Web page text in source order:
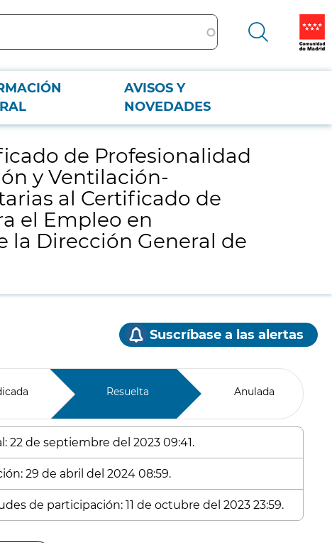
AVISOS Y
NOVEDADES
y Ventilación-extracción" y otras especialidades formativas
Moratalaz) de la Dirección General de Formación.
de Profesionalidad
y Ventilación-
al Certificado de
el Empleo en
la Dirección General de
Suscríbase a las alertas
Resuelta Anulada
22 de septiembre del 2023 09:41.
29 de abril del 2024 08:59.
de participación: 11 de octubre del 2023 23:59.